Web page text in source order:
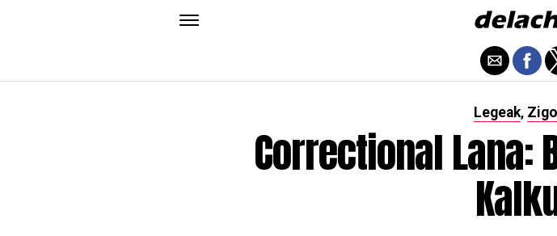
Legeak,
Correctional Lana: